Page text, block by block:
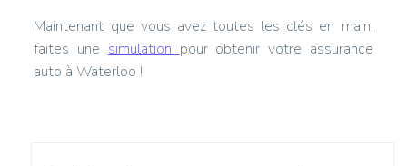
Maintenant que vous avez toutes les clés en main,
faites une simulation pour obtenir votre assurance
auto à Waterloo !